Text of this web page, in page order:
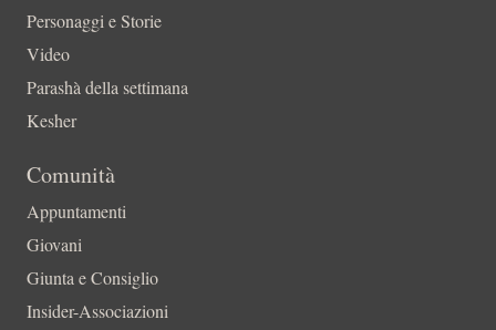
Personaggi e Storie
Video
Parashà della settimana
Kesher
Comunità
Appuntamenti
Giovani
Giunta e Consiglio
Insider-Associazioni